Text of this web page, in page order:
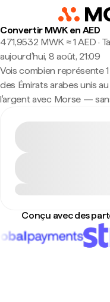
Convertir MWK en AED
471,9532 MWK ≈ 1 AED ·
aujourd’hui, 8 août, 21:09
Vois combien représente
des Émirats arabes unis
l'argent avec Morse —
Conçu avec des